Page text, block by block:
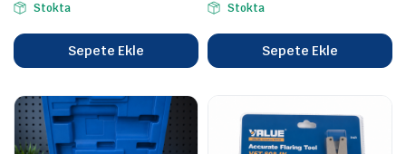
Stokta
Sepete Ekle
Stokta
Sepete Ekle